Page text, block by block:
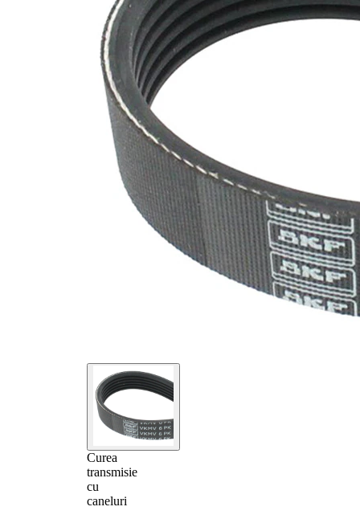
Curea
transmisie
cu
caneluri
nervuri
SVHC
Nu sunt
disponibile
substante
SVHC
Material
curea
dienă
cauciuc)